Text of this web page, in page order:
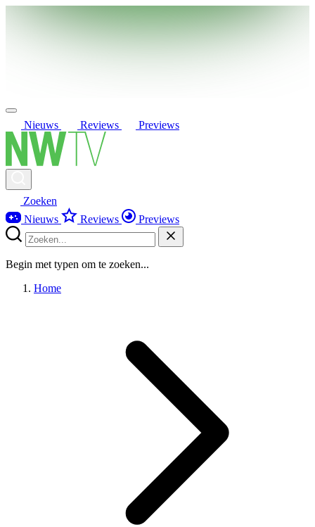
Nieuws Reviews Previews
Zoeken
Nieuws
Reviews Previews
Begin met typen om te zoeken...
Home